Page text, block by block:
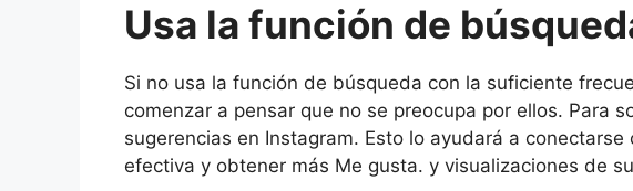
Usa la función de
Si no usa la función de búsqueda con la suficiente
comenzar a pensar que no se preocupa por ellos. Para
sugerencias en Instagram. Esto lo ayudará a
efectiva y obtener más Me gusta. y visualizaciones de